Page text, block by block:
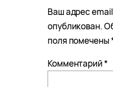
Ваш адрес
опубликован.
поля помечены
Комментарий*